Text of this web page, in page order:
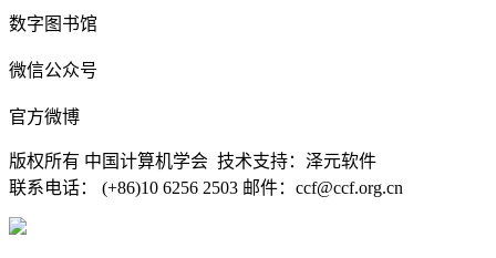
数字图书馆
微信公众号
官方微博
版权所有 中国计算机学会 技术支持：泽元软件
联系电话： (+86)10 6256 2503 邮件：ccf@ccf.org.cn